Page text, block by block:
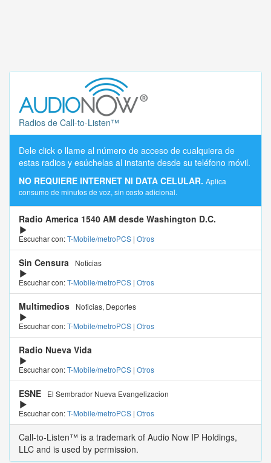
Radios de Call-to-Listen™
Dele click o llame al número de acceso de cualquiera de
estas radios y esúchelas al instante desde su teléfono móvil.
NO REQUIERE INTERNET NI DATA CELULAR. Aplica
consumo de minutos de voz, sin costo adicional.
Radio America 1540 AM desde Washington D.C.
Escuchar con:T-Mobile/metroPCS | Otros
Sin Censura
Noticias
Escuchar con:T-Mobile/metroPCS | Otros
Multimedios
Noticias, Deportes
Escuchar con:T-Mobile/metroPCS | Otros
Radio Nueva Vida
Escuchar con:T-Mobile/metroPCS | Otros
ESNE
El Sembrador Nueva Evangelizacion
Escuchar con:T-Mobile/metroPCS | Otros
Call-to-Listen™ is a trademark of Audio Now IP Holdings,
LLC and is used by permission.